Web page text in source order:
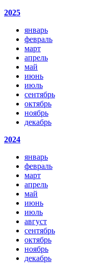
2025
январь
февраль
март
апрель
май
июнь
июль
сентябрь
октябрь
ноябрь
декабрь
2024
январь
февраль
март
апрель
май
июнь
июль
август
сентябрь
октябрь
ноябрь
декабрь